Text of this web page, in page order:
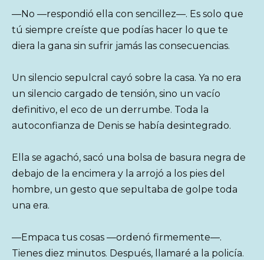
—No —respondió ella con sencillez—. Es solo que
tú siempre creíste que podías hacer lo que te
diera la gana sin sufrir jamás las consecuencias.
Un silencio sepulcral cayó sobre la casa. Ya no era
un silencio cargado de tensión, sino un vacío
definitivo, el eco de un derrumbe. Toda la
autoconfianza de Denis se había desintegrado.
Ella se agachó, sacó una bolsa de basura negra de
debajo de la encimera y la arrojó a los pies del
hombre, un gesto que sepultaba de golpe toda
una era.
—Empaca tus cosas —ordenó firmemente—.
Tienes diez minutos. Después, llamaré a la policía.